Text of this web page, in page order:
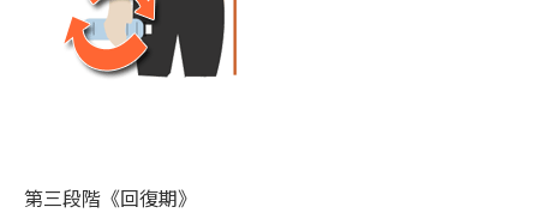
第三段階《回復期》